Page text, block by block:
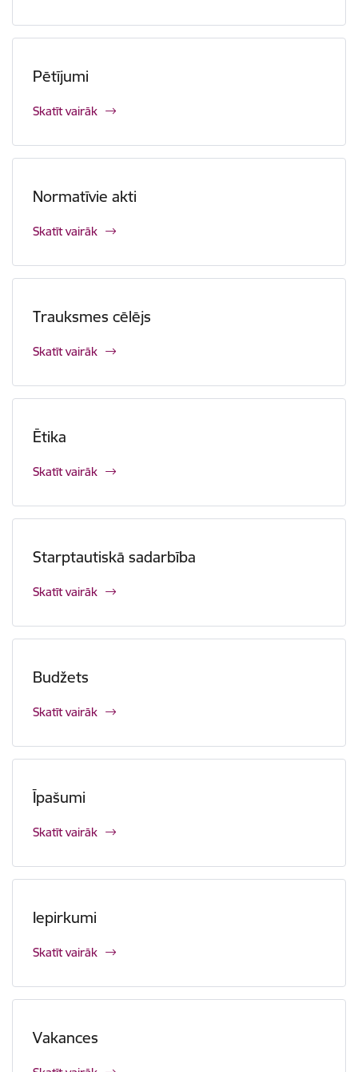
Pētījumi
Skatīt vairāk
Normatīvie akti
Skatīt vairāk
Trauksmes cēlējs
Skatīt vairāk
Ētika
Skatīt vairāk
Starptautiskā sadarbība
Skatīt vairāk
Budžets
Skatīt vairāk
Īpašumi
Skatīt vairāk
Iepirkumi
Skatīt vairāk
Vakances